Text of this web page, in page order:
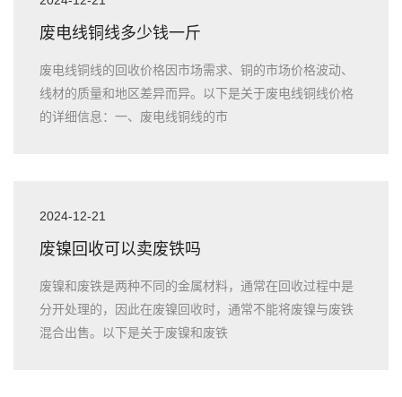
废电线铜线多少钱一斤
废电线铜线的回收价格因市场需求、铜的市场价格波动、
线材的质量和地区差异而异。以下是关于废电线铜线价格
的详细信息：一、废电线铜线的市
2024-12-21
废镍回收可以卖废铁吗
废镍和废铁是两种不同的金属材料，通常在回收过程中是
分开处理的，因此在废镍回收时，通常不能将废镍与废铁
混合出售。以下是关于废镍和废铁